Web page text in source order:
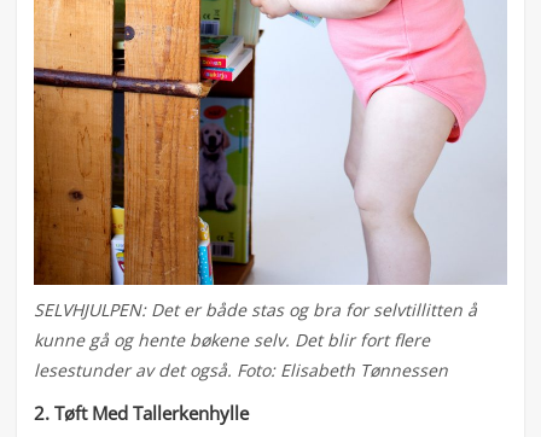
SELVHJULPEN: Det er både stas og bra for selvtillitten å
kunne gå og hente bøkene selv. Det blir fort flere
lesestunder av det også. Foto: Elisabeth Tønnessen
2. Tøft Med Tallerkenhylle